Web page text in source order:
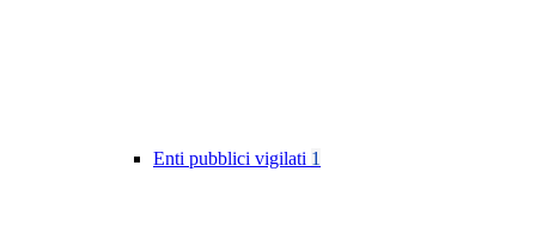
Enti pubblici vigilati 1